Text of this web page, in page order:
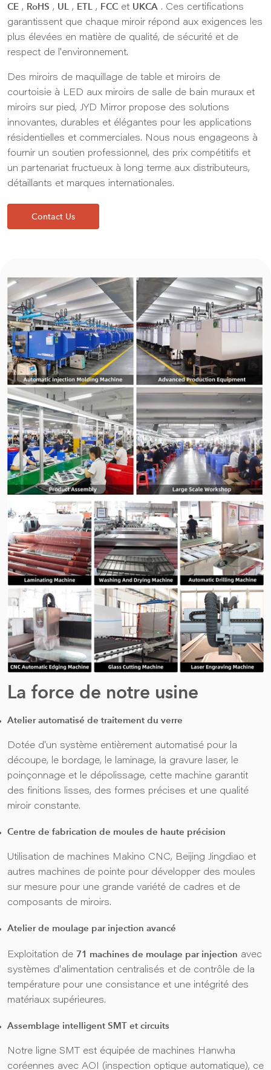
CE , RoHS , UL , ETL , FCC et UKCA . Ces certifications
garantissent que chaque miroir répond aux exigences les
plus élevées en matière de qualité, de sécurité et de
respect de l'environnement.
Des miroirs de maquillage de table et miroirs de
courtoisie à LED aux miroirs de salle de bain muraux et
miroirs sur pied, JYD Mirror propose des solutions
innovantes, durables et élégantes pour les applications
résidentielles et commerciales. Nous nous engageons à
fournir un soutien professionnel, des prix compétitifs et
un partenariat fructueux à long terme aux distributeurs,
détaillants et marques internationales.
Contact Us
La force de notre usine
Atelier automatisé de traitement du verre
Dotée d'un système entièrement automatisé pour la
découpe, le bordage, le laminage, la gravure laser, le
poinçonnage et le dépolissage, cette machine garantit
des finitions lisses, des formes précises et une qualité
miroir constante.
Centre de fabrication de moules de haute précision
Utilisation de machines Makino CNC, Beijing Jingdiao et
autres machines de pointe pour développer des moules
sur mesure pour une grande variété de cadres et de
composants de miroirs.
Atelier de moulage par injection avancé
Exploitation de 71 machines de moulage par injection avec
systèmes d'alimentation centralisés et de contrôle de la
température pour une consistance et une intégrité des
matériaux supérieures.
Assemblage intelligent SMT et circuits
Notre ligne SMT est équipée de machines Hanwha
coréennes avec AOI (inspection optique automatique), ce